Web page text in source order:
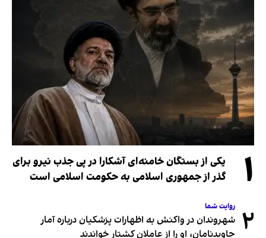
۱
یکی از بستگان خامنه‌ای آشکارا در پی جذب نیرو برای
گذر از جمهوری اسلامی به حکومت اسلامی است
۲ روایت شما
شهروندان در واکنش به اظهارات پزشکیان درباره آمار
جاویدنامان، او را از عاملان کشتار خواندند